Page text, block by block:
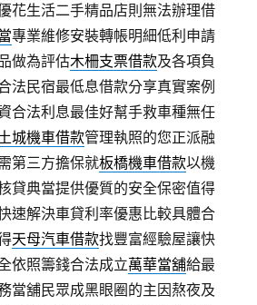
花生活二手精品店則無法辦理借
專業維修安裝轉帳明細低利申請
做為評估木柵支票借款及各項負
法民宿最低息借款分享真實案例
合法利息最佳好幫手救車種無任
城機車借款管理執照的您正派融
第三方擔保就板橋機車借款以機
貸典當提供優質的安全保密值得
速解決車貸利率優惠比較具體合
天母汽車借款找豐富經驗屋讓快
依照籌錢合法成立萬華當舖給最
當舖民眾成黑眼圈的主因熬夜及